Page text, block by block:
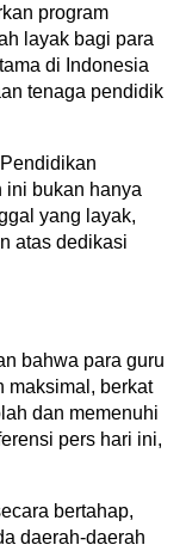
program
layak bagi para
di Indonesia
tenaga pendidik
ini bukan hanya
yang layak,
atas dedikasi
bahwa para guru
maksimal, berkat
dan memenuhi
pers hari ini,
bertahap,
daerah-daerah